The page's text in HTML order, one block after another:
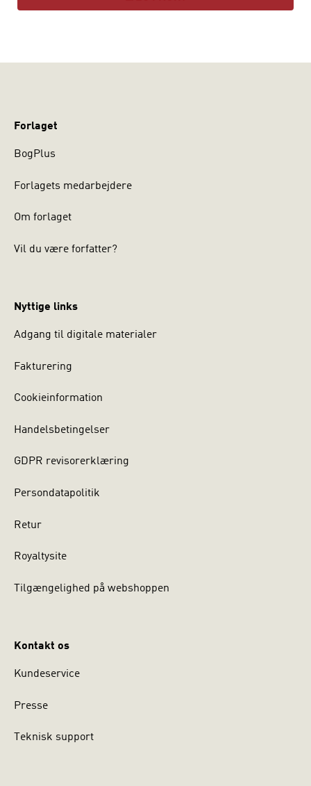
Forlaget
BogPlus
Forlagets medarbejdere
Om forlaget
Vil du være forfatter?
Nyttige links
Adgang til digitale materialer
Fakturering
Cookieinformation
Handelsbetingelser
GDPR revisorerklæring
Persondatapolitik
Retur
Royaltysite
Tilgængelighed på webshoppen
Kontakt os
Kundeservice
Presse
Teknisk support